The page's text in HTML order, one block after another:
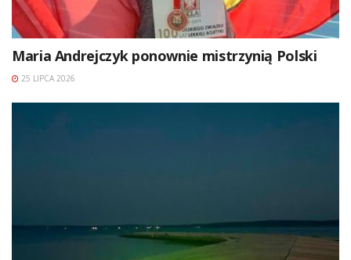
Maria Andrejczyk ponownie mistrzynią Polski
25 LIPCA 2026